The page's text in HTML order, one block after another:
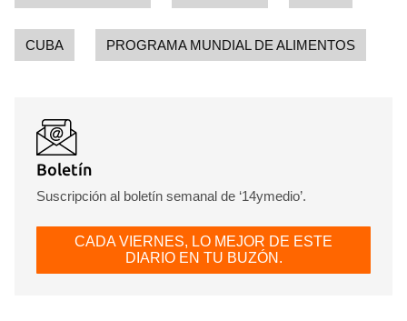
CUBA PROGRAMA MUNDIAL DE ALIMENTOS
Boletín
Suscripción al boletín semanal de ‘14ymedio’.
CADA VIERNES, LO MEJOR DE ESTE
DIARIO EN TU BUZÓN.